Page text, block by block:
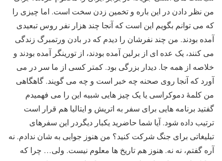
من نظر دادن در این باره و تخمین زدن سخت است. اما چیزی را
که می توانم بگویم این است که آنجا چند هزار نفر روس تبعیدی
آمده بودند. من چند نفرشان را دیدم که در بادن ورتمبرگ زندگی
می کنند، یک عده ای از برلین آمده بودند، از تورینگر آمده بودند و
خلاصه از همه جا. دیدار بزرگی بود. کمتر کسی از ما سر در می
آورد که آنجا روی صحنه چه خبر است و چه می گویند. گاهگاهی
من کلمۀ دموکراسی یا یک چیز هایی شبیه این را می فهمیدم
گفتید برنامه هایی برای سفر به اتریش و ایتالیا هم قرار است
ترتیب داده شود. آیا شما حاضرید یکبار دیگردر این سفرهای
تبلیغاتی برای جنگ شرکت کنید؟ من هنوز جوابی به شان ندادم. نه
آره گفتم، نه نه. هنوز هم تاریخ ها معلوم نیست. ولی… چرا که